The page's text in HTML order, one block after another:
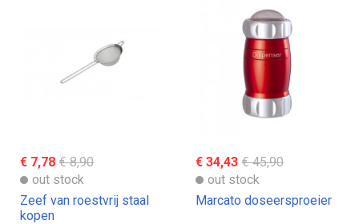
€ 7,78 € 8,90
out stock
Zeef van roestvrij staal
kopen
€ 34,43 € 45,90
out stock
Marcato doseersproeier